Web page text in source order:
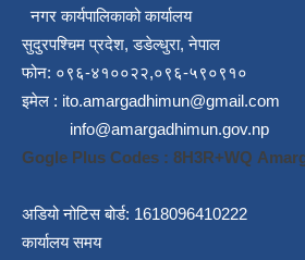
नगर कार्यपालिकाको कार्यालय
सुदुरपश्चिम प्रदेश, डडेल्धुरा, नेपाल
फोन: ०९६-४१००२२,०९६-५९०९१०
इमेल : ito.amargadhimun@gmail.com
info@amargadhimun.gov.np
Gogle Plus Codes : 8H3R+WQ
अडियो नोटिस बोर्ड: 1618096410222
कार्यालय समय